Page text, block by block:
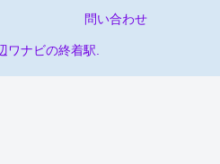
問い合わせ
ワナビの終着駅.